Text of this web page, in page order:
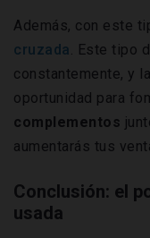
Además, con este
cruzada. Este tipo
constantemente, y
oportunidad para
complementos
aumentarás tus
Conclusión: el
usada